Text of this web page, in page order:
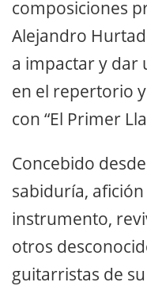
composiciones
Alejandro
a impactar y dar
en el repertorio
con “El Primer
Concebido
sabiduría,
instrumento,
otros
guitarristas de